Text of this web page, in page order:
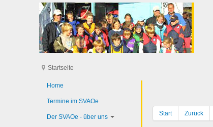
Startseite
Start Zurück
Home
Termine im SVAOe
Der SVAOe - über uns